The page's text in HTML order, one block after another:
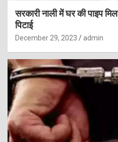
सरकारी नाली में घर की पाइप
पिटाई
December 29, 2023 admin